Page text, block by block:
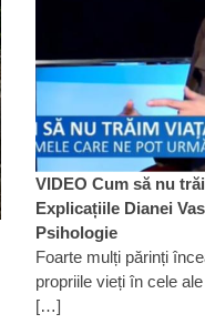
VIDEO Cum să nu
Explicațiile Dianei
Psihologie
Foarte mulți părinți
propriile vieți în cele
[…]